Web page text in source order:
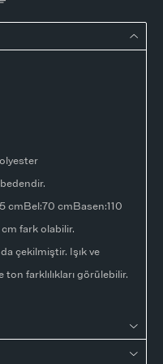
cmBel:70 cmBasen:110
fark olabilir.
çekilmiştir. Işık ve
ton farklılıkları görülebilir.